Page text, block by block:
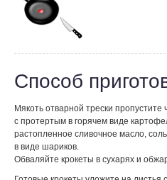
Способ
Мякоть отварной трески
с протертым в горячем виде
растопленное сливочное масло,
в виде шариков.
Обваляйте крокеты в сухарях и